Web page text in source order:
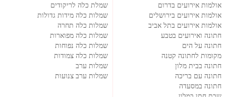
אולמות אירועים בדרום
אולמות אירועים בירושלים
אולמות אירועים בתל אביב
חתונה ואירועים בטבע
חתונה על הים
מקומות לחתונה קטנה
חתונה בבית מלון
חתונה עם בריכה
חתונה במסעדה
שמלת כלה לריקודים
שמלות כלה מידות גדולות
שמלות כלה תחרה
שמלות כלה מפוארות
שמלות כלה נפוחות
שמלות כלה צמודות
שמלות ערב
שמלות ערב צנועות